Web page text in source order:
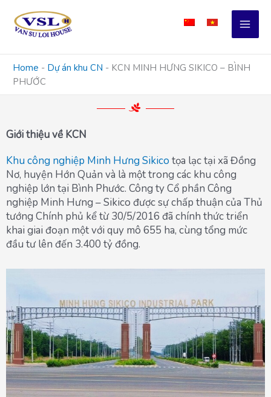
content
Home - Dự án khu CN - KCN MINH HƯNG SIKICO – BÌNH
PHƯỚC
Giới thiệu về KCN
Khu công nghiệp Minh Hưng Sikico tọa lạc tại xã Đồng
Nơ, huyện Hớn Quản và là một trong các khu công
nghiệp lớn tại Bình Phước. Công ty Cổ phần Công
nghiệp Minh Hưng – Sikico được sự chấp thuận của Thủ
tướng Chính phủ kể từ 30/5/2016 đã chính thức triển
khai giai đoạn một với quy mô 655 ha, cùng tổng mức
đầu tư lên đến 3.400 tỷ đồng.